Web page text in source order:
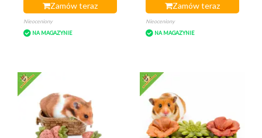
Zamów teraz
Nieoceniony
NA MAGAZYNIE
Zamów teraz
Nieoceniony
NA MAGAZYNIE